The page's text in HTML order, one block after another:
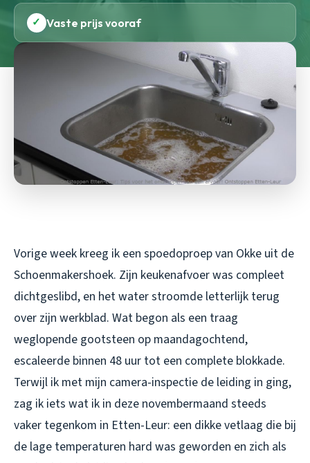
✓ Vaste prijs vooraf
Vorige week kreeg ik een spoedoproep van Okke uit de
Schoenmakershoek. Zijn keukenafvoer was compleet
dichtgeslibd, en het water stroomde letterlijk terug
over zijn werkblad. Wat begon als een traag
weglopende gootsteen op maandagochtend,
escaleerde binnen 48 uur tot een complete blokkade.
Terwijl ik met mijn camera-inspectie de leiding in ging,
zag ik iets wat ik in deze novembermaand steeds
vaker tegenkom in Etten-Leur: een dikke vetlaag die bij
de lage temperaturen hard was geworden en zich als